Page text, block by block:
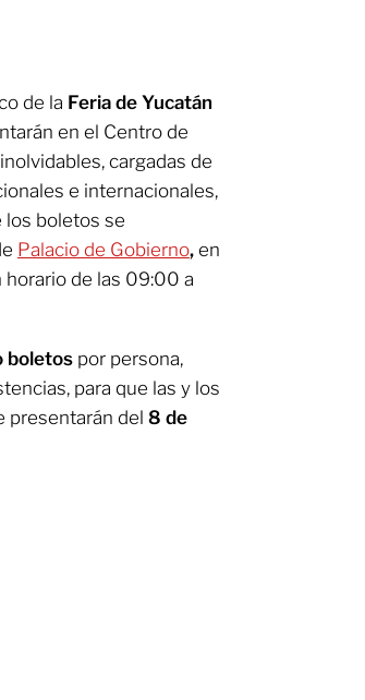
de la Feria de Yucatán
en el Centro de
cargadas de
e internacionales,
los boletos se
Palacio de Gobierno, en
horario de las 09:00 a
boletos por persona,
para que las y los
presentarán del 8 de